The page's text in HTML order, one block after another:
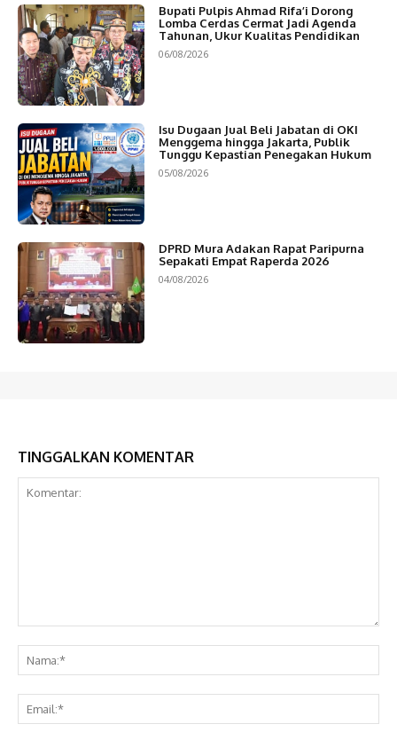
Bupati Pulpis Ahmad Rifa’i Dorong
Lomba Cerdas Cermat Jadi Agenda
Tahunan, Ukur Kualitas Pendidikan
06/08/2026
Isu Dugaan Jual Beli Jabatan di OKI
Menggema hingga Jakarta, Publik
Tunggu Kepastian Penegakan Hukum
05/08/2026
DPRD Mura Adakan Rapat Paripurna
Sepakati Empat Raperda 2026
04/08/2026
TINGGALKAN KOMENTAR